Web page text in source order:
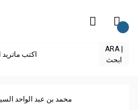
ARA |
ابحث
محمد بن عبد الواحد